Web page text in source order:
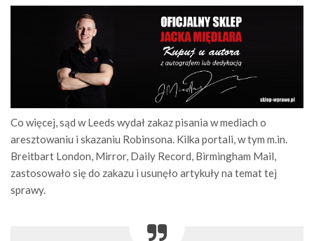
Co więcej, sąd w Leeds wydał zakaz pisania w mediach o
aresztowaniu i skazaniu Robinsona. Kilka portali, w tym m.in.
Breitbart London, Mirror, Daily Record, Birmingham Mail,
zastosowało się do zakazu i usunęło artykuły na temat tej
sprawy.